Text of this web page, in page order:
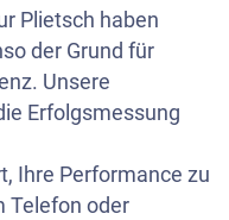
Plietsch haben
der Grund für
Unsere
Erfolgsmessung
Ihre Performance zu
Telefon oder